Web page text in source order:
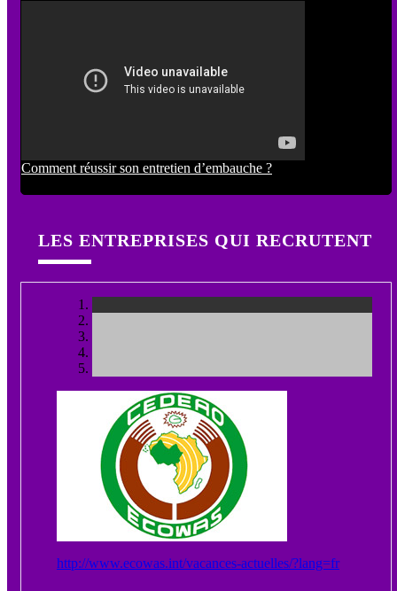
Comment réussir son entretien d’embauche ?
LES ENTREPRISES QUI RECRUTENT
http://www.ecowas.int/vacances-actuelles/?lang=fr